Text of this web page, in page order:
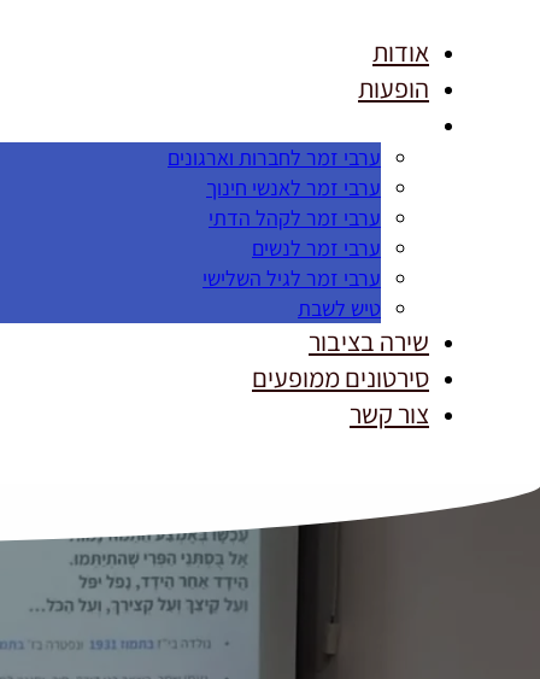
אודות
הופעות
ערבי זמר לחברות וארגונים
ערבי זמר לאנשי חינוך
ערבי זמר לקהל הדתי
ערבי זמר לנשים
ערבי זמר לגיל השלישי
טיש לשבת
שירה בציבור
סירטונים ממופעים
צור קשר